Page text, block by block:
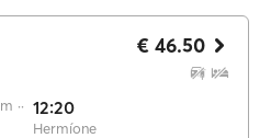
·· 12:20
Hermíone
€ 46.50